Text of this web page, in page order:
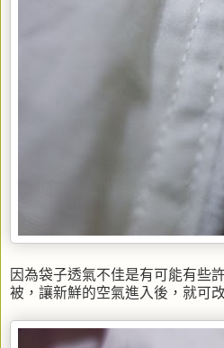
因為袋子透氣不佳是有可能有些
被，讓新鮮的空氣進入後，就可